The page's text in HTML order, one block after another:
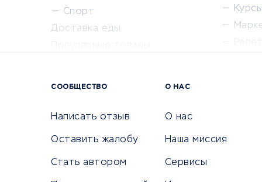
Спорт
Доставка еды
СООБЩЕСТВО
Написать отзыв
Оставить жалобу
Стать автором
О НАС
О нас
Наша миссия
Сервисы